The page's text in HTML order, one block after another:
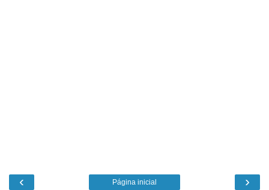
‹ ›
Página inicial